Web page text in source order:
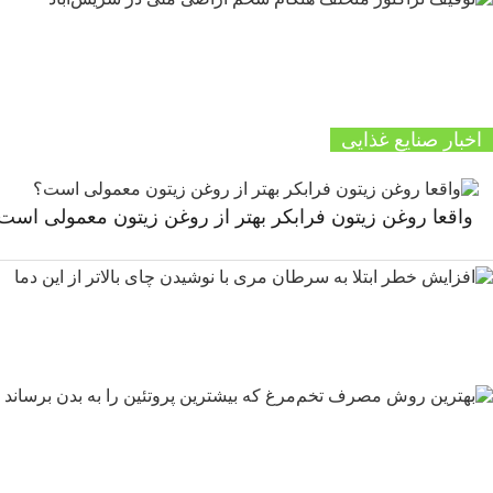
اخبار صنایع غذایی
واقعا روغن زیتون فرابکر بهتر از روغن زیتون معمولی